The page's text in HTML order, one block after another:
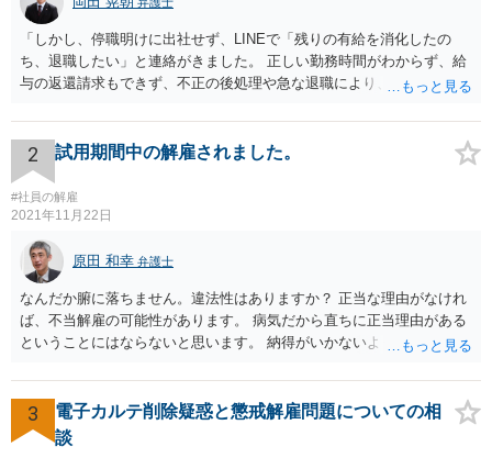
「しかし、停職明けに出社せず、LINEで「残りの有給を消化したの
ち、退職したい」と連絡がきました。 正しい勤務時間がわからず、給
与の返還請求もできず、不正の後処理や急な退職により、社や他のス
状況です。」 大変悪質ですね。打刻場所のデータと、これまでのタイ
ムカードの虚偽を確認し、突き付けて責任を問題にすることになるで
しょう。 詐欺もありうるでしょうね。 「正しい時間がわからないとい
うタイムカード不正打刻による返還請求はどのようにおこなえばよい
でしょうか？」 想定できる虚偽を前提に、相手と協議して詰めればよ
すべては不可能でしょうので。 相手の言動には早急には返事をせずに
弁護士と相談しながら、対応策を検討する方がよいでしょう。 また、
返還が難しい場合、損害賠償を請求する事はできますでしょうか？ 法
的には可能ですが、立証の問題があります。 協議でも問題にできそう
ですが、調停なども検討できるでしょう。 また、返還請求も損害賠償
上がります。 警察に相談されてもよい事案だとは思います。
2 試用期間中の解雇されました。
#社員の解雇
2021年11月22日
原田 和幸 弁護士
なんだか腑に落ちません。違法性はありますか？ 正当な理由がなけれ
ば、不当解雇の可能性があります。 病気だから直ちに正当理由がある
ということにはならないと思います。 納得がいかないようであれば、
ます。
3
電子カルテ削除疑惑と懲戒解雇問題についての相
談